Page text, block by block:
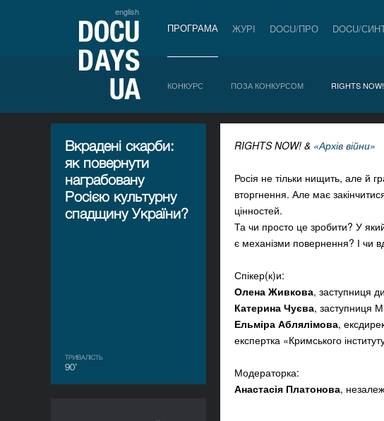
english
ПРОГРАМА ЖУРІ DOCU/ПРО DOCU/
КОНКУРС ПОЗА КОНКУРСОМ RIGHTS NOW!
Вкрадені скарби:
як повернути
награбовану
Росією культурну
спадщину України?
ТРИВАЛІСТЬ
90’
RIGHTS NOW! & «Архів війни»
Росія не тільки нищить, але й
вторгнення. Але має
цінностей.
Та чи просто це зробити? У який
є механізми повернення? І чи
Спікер(к)и:
Олена Живкова, заступниця
Катерина Чуєва, заступниця
Ельміра Аблялімова,
експертка «Кримського
Модераторка:
Анастасія Платонова,